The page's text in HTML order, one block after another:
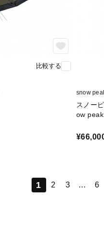
比較する
snow
スノー
ow
1 2 3 … 6